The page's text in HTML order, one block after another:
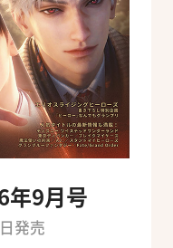
9月号
発売